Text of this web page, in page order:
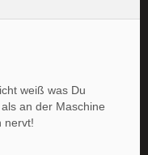
weiß was Du
an der Maschine
nervt!